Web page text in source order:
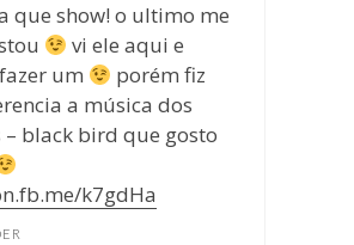
que show! o ultimo me
vi ele aqui e
um
porém fiz
a música dos
– black bird que gosto
k7gdHa